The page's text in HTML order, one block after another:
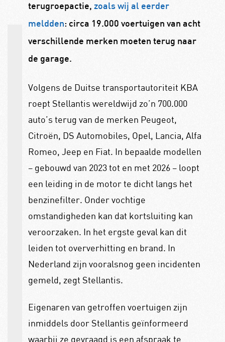
terugroepactie, zoals wij al eerder
meldden: circa 19.000 voertuigen van acht
verschillende merken moeten terug naar
de garage.
Volgens de Duitse transportautoriteit KBA
roept Stellantis wereldwijd zo’n 700.000
auto’s terug van de merken Peugeot,
Citroën, DS Automobiles, Opel, Lancia, Alfa
Romeo, Jeep en Fiat. In bepaalde modellen
– gebouwd van 2023 tot en met 2026 – loopt
een leiding in de motor te dicht langs het
benzinefilter. Onder vochtige
omstandigheden kan dat kortsluiting kan
veroorzaken. In het ergste geval kan dit
leiden tot oververhitting en brand. In
Nederland zijn vooralsnog geen incidenten
gemeld, zegt Stellantis.
Eigenaren van getroffen voertuigen zijn
inmiddels door Stellantis geïnformeerd
waarbij ze gevraagd is een afspraak te